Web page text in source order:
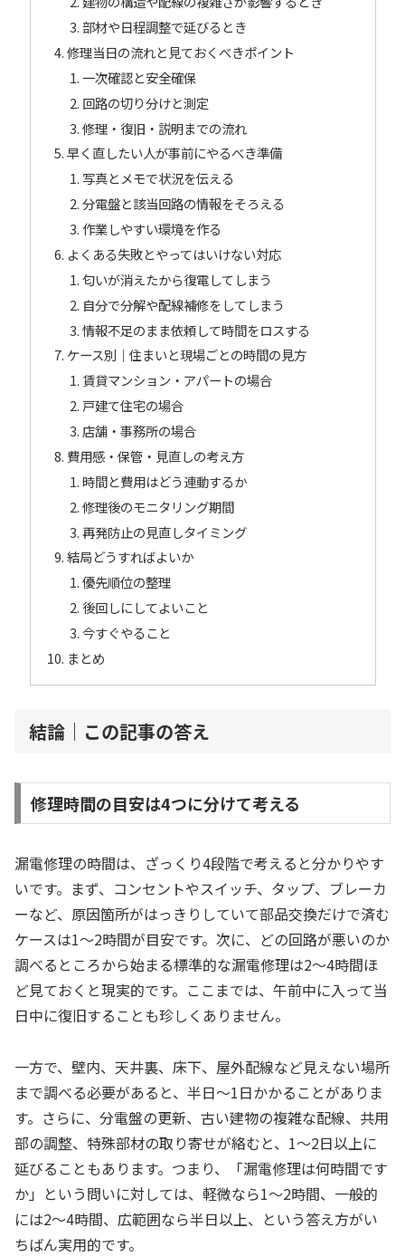
部材や日程調整で延びるとき
修理当日の流れと見ておくべきポイント
一次確認と安全確保
回路の切り分けと測定
修理・復旧・説明までの流れ
早く直したい人が事前にやるべき準備
写真とメモで状況を伝える
分電盤と該当回路の情報をそろえる
作業しやすい環境を作る
よくある失敗とやってはいけない対応
匂いが消えたから復電してしまう
自分で分解や配線補修をしてしまう
情報不足のまま依頼して時間をロスする
ケース別｜住まいと現場ごとの時間の見方
賃貸マンション・アパートの場合
戸建て住宅の場合
店舗・事務所の場合
費用感・保管・見直しの考え方
時間と費用はどう連動するか
修理後のモニタリング期間
再発防止の見直しタイミング
結局どうすればよいか
優先順位の整理
後回しにしてよいこと
今すぐやること
まとめ
結論｜この記事の答え
修理時間の目安は4つに分けて考える
漏電修理の時間は、ざっくり4段階で考えると分かりやす
いです。まず、コンセントやスイッチ、タップ、ブレーカ
ーなど、原因箇所がはっきりしていて部品交換だけで済む
ケースは1〜2時間が目安です。次に、どの回路が悪いのか
調べるところから始まる標準的な漏電修理は2〜4時間ほ
ど見ておくと現実的です。ここまでは、午前中に入って当
日中に復旧することも珍しくありません。
一方で、壁内、天井裏、床下、屋外配線など見えない場所
まで調べる必要があると、半日〜1日かかることがありま
す。さらに、分電盤の更新、古い建物の複雑な配線、共用
部の調整、特殊部材の取り寄せが絡むと、1〜2日以上に
延びることもあります。つまり、「漏電修理は何時間です
か」という問いに対しては、軽微なら1〜2時間、一般的
には2〜4時間、広範囲なら半日以上、という答え方がい
ちばん実用的です。